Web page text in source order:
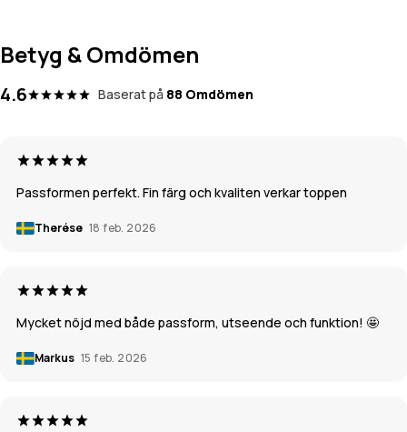
Betyg & Omdömen
4.6 Baserat på 88 Omdömen
Passformen perfekt. Fin färg och kvaliten verkar toppen
Therése 18 feb. 2026
Mycket nöjd med både passform, utseende och funktion! 🤩
Markus 15 feb. 2026